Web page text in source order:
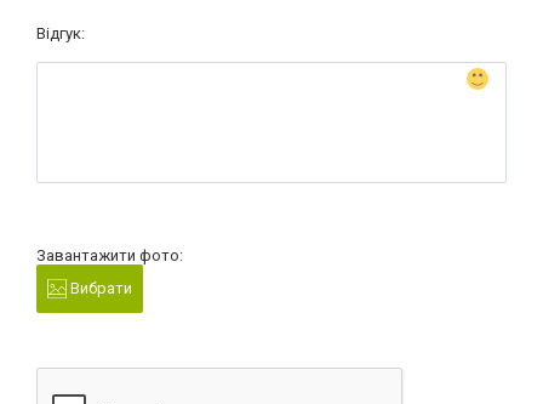
Відгук:
Завантажити фото:
Вибрати